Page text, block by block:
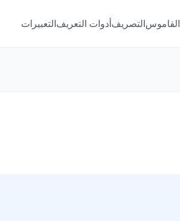
القاموسالتصريفأدوات التعريفالتعبيرات